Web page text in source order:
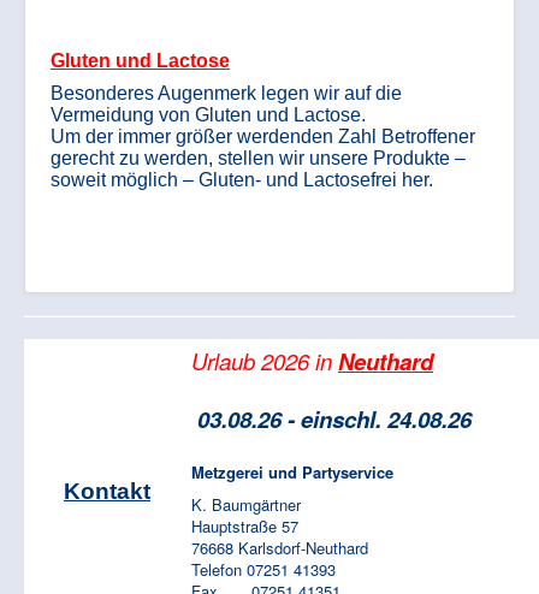
Gluten und Lactose
Besonderes Augenmerk legen wir auf die
Vermeidung von Gluten und Lactose.
Um der immer größer werdenden Zahl Betroffener
gerecht zu werden, stellen wir unsere Produkte –
soweit möglich – Gluten- und Lactosefrei her.
Urlaub 2026 inNeuthard
03.08.26 - einschl. 24.08.26
Kontakt
Metzgerei und Partyservice
K. Baumgärtner
Hauptstraße 57
76668 Karlsdorf-Neuthard
Telefon 07251 41393